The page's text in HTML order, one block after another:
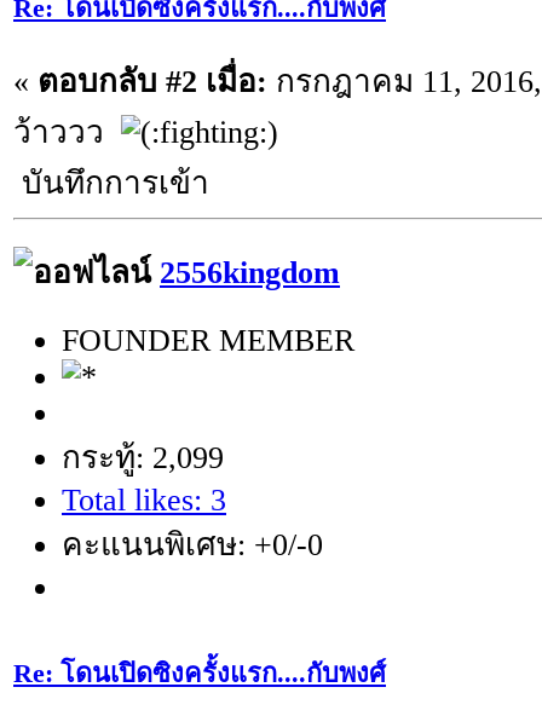
Re: โดนเปิดซิงครั้งแรก....กับพงศ์
« ตอบกลับ #2 เมื่อ: กรกฎาคม 11,
ว้าววว
บันทึกการเข้า
2556kingdom
FOUNDER MEMBER
กระทู้: 2,099
Total likes: 3
คะแนนพิเศษ: +0/-0
Re: โดนเปิดซิงครั้งแรก....กับพงศ์